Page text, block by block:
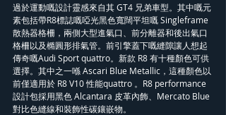
過於運動嘅設計靈感來自其 GT4 兄弟車型。其中嘅元
素包括帶R8標誌嘅啞光黑色寬闊平坦嘅 Singleframe
散熱器格柵，兩側大型進氣口、前分離器和後出氣口
格柵以及橢圓形排氣管。前引擎蓋下嘅縫隙讓人想起
傳奇嘅Audi Sport quattro。新款 R8 有十種顏色可供
選擇。其中之一喺 Ascari Blue Metallic，這種顏色以
前僅適用於 R8 V10 性能quattro 。R8 performance
設計包採用黑色 Alcantara 皮革內飾、Mercato Blue
對比色縫線和裝飾性碳鑲嵌物。